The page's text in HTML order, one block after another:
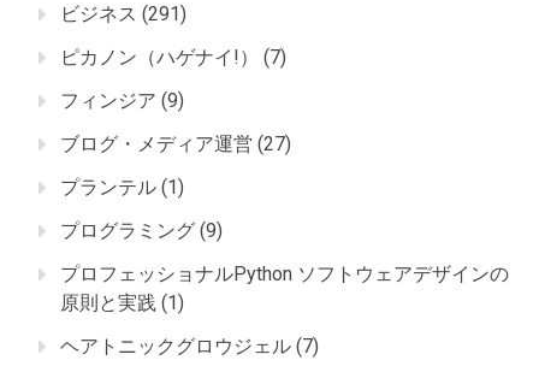
ビジネス (291)
ピカノン（ハゲナイ!）
(7)
フィンジア (9)
ブログ・メディア運営 (27)
プランテル (1)
プログラミング (9)
プロフェッショナルPython ソフトウェアデザインの
原則と実践 (1)
ヘアトニックグロウジェル (7)